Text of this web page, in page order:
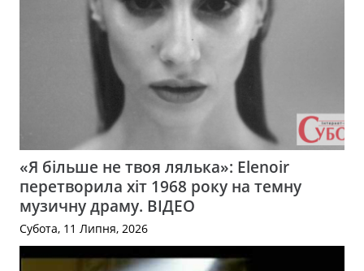
«Я більше не твоя лялька»: Elenoir
перетворила хіт 1968 року на темну
музичну драму. ВІДЕО
Субота, 11 Липня, 2026